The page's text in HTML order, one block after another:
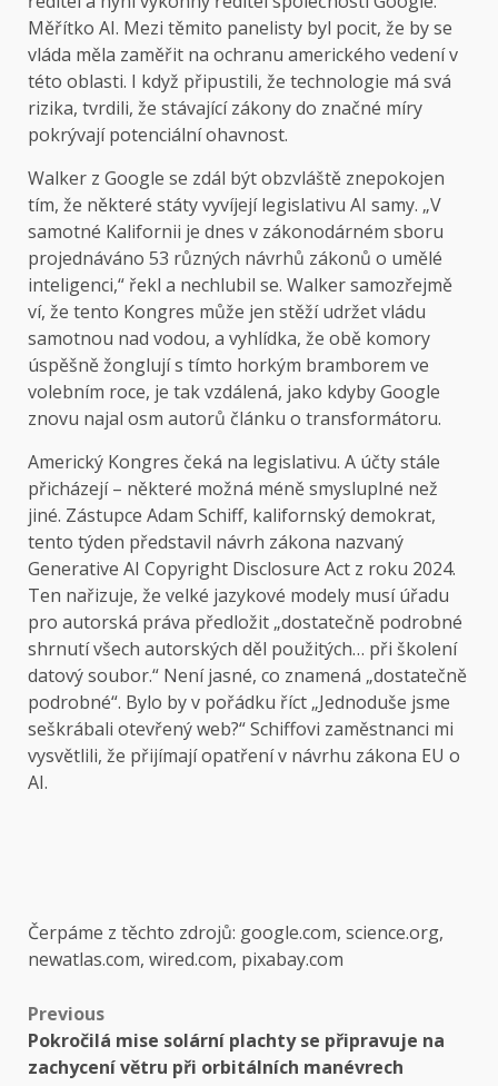
Měřítko AI. Mezi těmito panelisty byl pocit, že by se
vláda měla zaměřit na ochranu amerického vedení v
této oblasti. I když připustili, že technologie má svá
rizika, tvrdili, že stávající zákony do značné míry
pokrývají potenciální ohavnost.
Walker z Google se zdál být obzvláště znepokojen
tím, že některé státy vyvíjejí legislativu AI samy. „V
samotné Kalifornii je dnes v zákonodárném sboru
projednáváno 53 různých návrhů zákonů o umělé
inteligenci,“ řekl a nechlubil se. Walker samozřejmě
ví, že tento Kongres může jen stěží udržet vládu
samotnou nad vodou, a vyhlídka, že obě komory
úspěšně žonglují s tímto horkým bramborem ve
volebním roce, je tak vzdálená, jako kdyby Google
znovu najal osm autorů článku o transformátoru.
Americký Kongres čeká na legislativu. A účty stále
přicházejí – některé možná méně smysluplné než
jiné. Zástupce Adam Schiff, kalifornský demokrat,
tento týden představil návrh zákona nazvaný
Generative AI Copyright Disclosure Act z roku 2024.
Ten nařizuje, že velké jazykové modely musí úřadu
pro autorská práva předložit „dostatečně podrobné
shrnutí všech autorských děl použitých… při školení
datový soubor.“ Není jasné, co znamená „dostatečně
podrobné“. Bylo by v pořádku říct „Jednoduše jsme
seškrábali otevřený web?“ Schiffovi zaměstnanci mi
vysvětlili, že přijímají opatření v návrhu zákona EU o
AI.
Čerpáme z těchto zdrojů: google.com, science.org,
newatlas.com, wired.com, pixabay.com
Post
navigation
Previous
Pokročilá mise solární plachty se připravuje na
zachycení větru při orbitálních manévrech